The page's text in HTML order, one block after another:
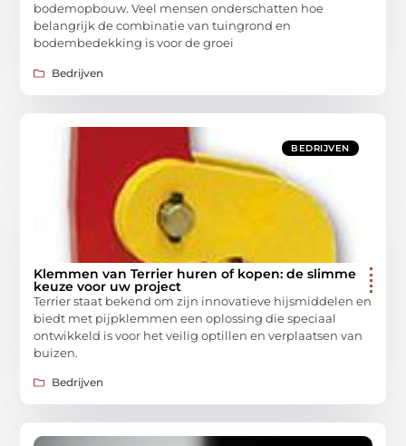
bodemopbouw. Veel mensen onderschatten hoe
belangrijk de combinatie van tuingrond en
bodembedekking is voor de groei
Bedrijven
BEDRIJVEN
Klemmen van Terrier huren of kopen: de slimme
keuze voor uw project
Terrier staat bekend om zijn innovatieve hijsmiddelen en
biedt met pijpklemmen een oplossing die speciaal
ontwikkeld is voor het veilig optillen en verplaatsen van
buizen.
Bedrijven